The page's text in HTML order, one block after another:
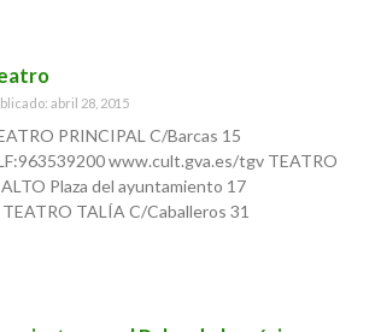
abril 28, 2015
PRINCIPAL C/Barcas 15
www.cult.gva.es/tgv TEATRO
Plaza del ayuntamiento 17
TALÍA C/Caballeros 31